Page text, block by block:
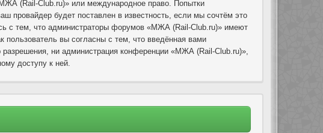
(Rail-Club.ru)» или международное право. Попытки
провайдер будет поставлен в известность, если мы сочтём это
с тем, что администраторы форумов «МЖА (Rail-Club.ru)» имеют
вы согласны с тем, что введённая вами
ни администрация конференции «МЖА (Rail-Club.ru)»,
доступу к ней.